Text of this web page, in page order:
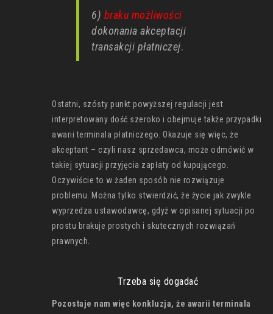
6) braku możliwości
dokonania akceptacji
transakcji płatniczej.
Ostatni, szósty punkt powyższej regulacji jest
interpretowany dość szeroko i obejmuje także przypadki
awarii terminala płatniczego. Okazuje się więc, że
akceptant – czyli nasz sprzedawca, może odmówić w
takiej sytuacji przyjęcia zapłaty od kupującego.
Oczywiście to w żaden sposób nie rozwiązuje
problemu. Można tylko stwierdzić, że życie jak zwykle
wyprzedza ustawodawcę, gdyż w opisanej sytuacji po
prostu brakuje prostych i skutecznych rozwiązań
prawnych.
Trzeba się dogadać
Pozostaje nam więc konkluzja, że awarii terminala